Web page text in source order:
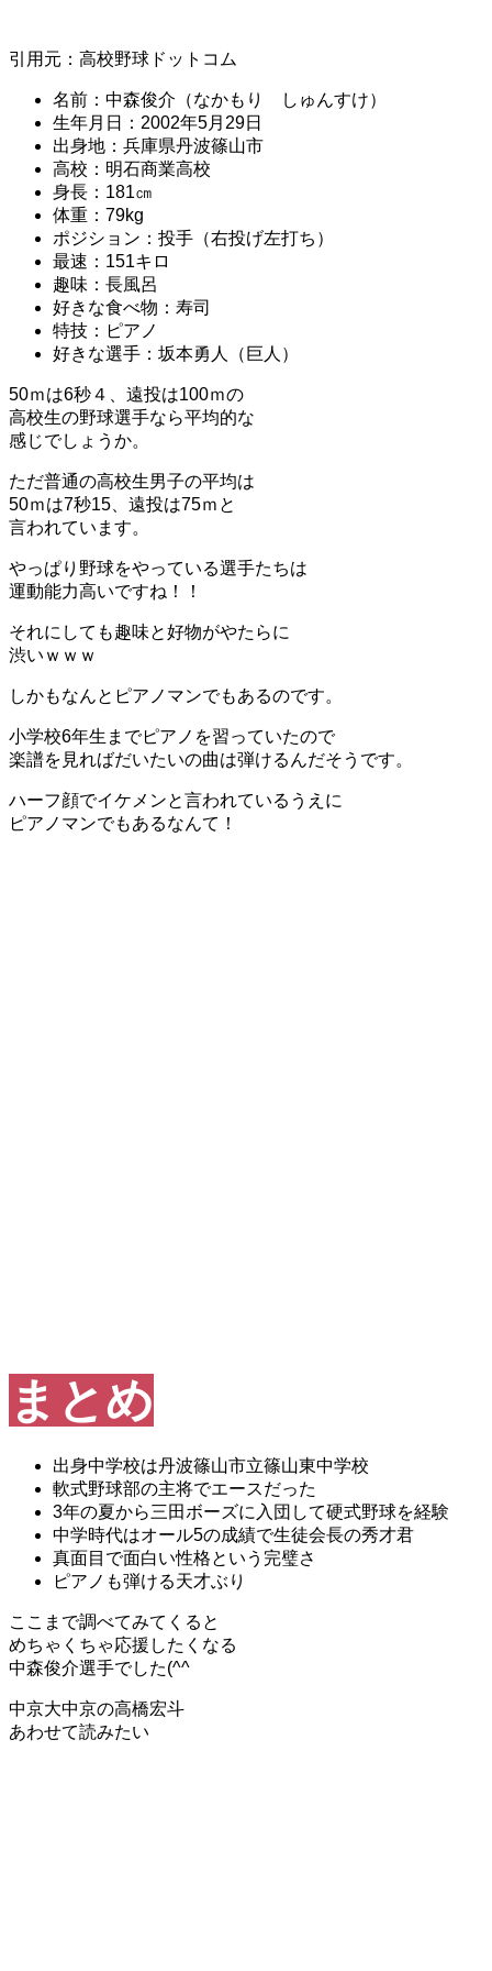
引用元：高校野球ドットコム
名前：中森俊介（なかもり しゅんすけ）
生年月日：2002年5月29日
出身地：兵庫県丹波篠山市
高校：明石商業高校
身長：181㎝
体重：79kg
ポジション：投手（右投げ左打ち）
最速：151キロ
趣味：長風呂
好きな食べ物：寿司
特技：ピアノ
好きな選手：坂本勇人（巨人）
50ｍは6秒４、遠投は100ｍの
高校生の野球選手なら平均的な
感じでしょうか。
ただ普通の高校生男子の平均は
50ｍは7秒15、遠投は75ｍと
言われています。
やっぱり野球をやっている選手たちは
運動能力高いですね！！
それにしても趣味と好物がやたらに
渋いｗｗｗ
しかもなんとピアノマンでもあるのです。
小学校6年生までピアノを習っていたので
楽譜を見ればだいたいの曲は弾けるんだそうです。
ハーフ顔でイケメンと言われているうえに
ピアノマンでもあるなんて！
まとめ
出身中学校は丹波篠山市立篠山東中学校
軟式野球部の主将でエースだった
3年の夏から三田ボーズに入団して硬式野球を経験
中学時代はオール5の成績で生徒会長の秀才君
真面目で面白い性格という完璧さ
ピアノも弾ける天才ぶり
ここまで調べてみてくると
めちゃくちゃ応援したくなる
中森俊介選手でした(^^
中京大中京の高橋宏斗
あわせて読みたい